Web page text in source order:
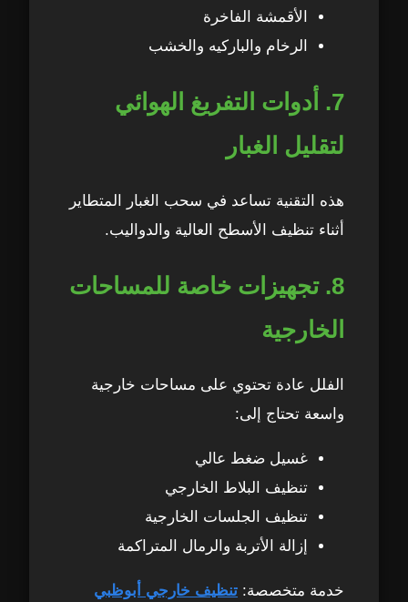
الأقمشة الفاخرة
الرخام والباركيه والخشب
7. أدوات التفريغ الهوائي
لتقليل الغبار
هذه التقنية تساعد في سحب الغبار المتطاير
أثناء تنظيف الأسطح العالية والدواليب.
8. تجهيزات خاصة للمساحات
الخارجية
الفلل عادة تحتوي على مساحات خارجية
واسعة تحتاج إلى:
غسيل ضغط عالي
تنظيف البلاط الخارجي
تنظيف الجلسات الخارجية
إزالة الأتربة والرمال المتراكمة
خدمة متخصصة: تنظيف خارجي أبوظبي